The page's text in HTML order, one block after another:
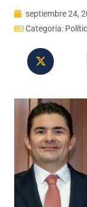
septiembre 24,
Categoría: